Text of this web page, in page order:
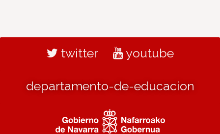
twitter youtube
departamento-de-educacion